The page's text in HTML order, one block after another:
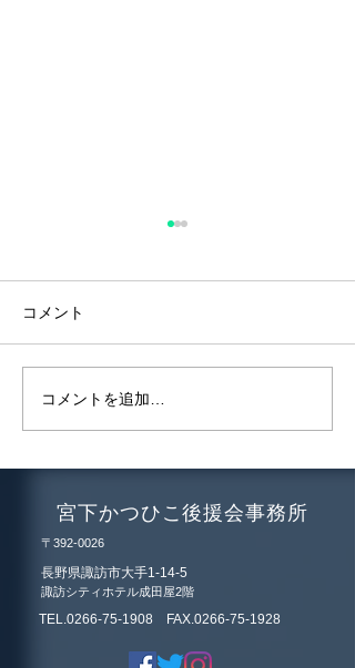
天理駅前のまちづくりを
視察
コメント
コメントを追加…
宮下かつひこ後援会事務所
〒392-0026
長野県諏訪市大手1-14-5
諏訪シティホテル成田屋2階
TEL.0266-75-1908 FAX.0266-75-1928